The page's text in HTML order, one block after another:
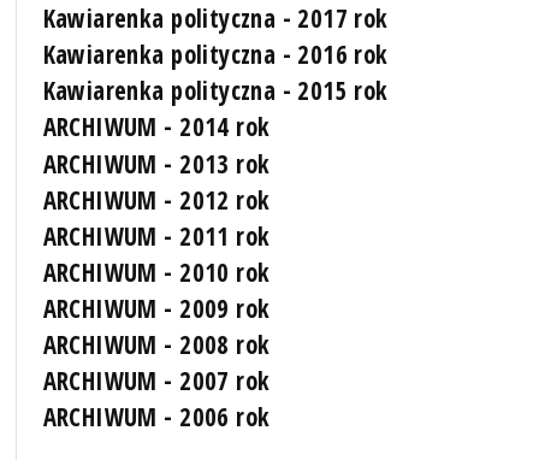
Kawiarenka polityczna - 2017 rok
Kawiarenka polityczna - 2016 rok
Kawiarenka polityczna - 2015 rok
ARCHIWUM - 2014 rok
ARCHIWUM - 2013 rok
ARCHIWUM - 2012 rok
ARCHIWUM - 2011 rok
ARCHIWUM - 2010 rok
ARCHIWUM - 2009 rok
ARCHIWUM - 2008 rok
ARCHIWUM - 2007 rok
ARCHIWUM - 2006 rok